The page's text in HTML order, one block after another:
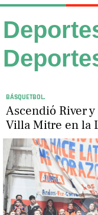
BÁSQUETBOL.
Ascendió River
Villa Mitre en la